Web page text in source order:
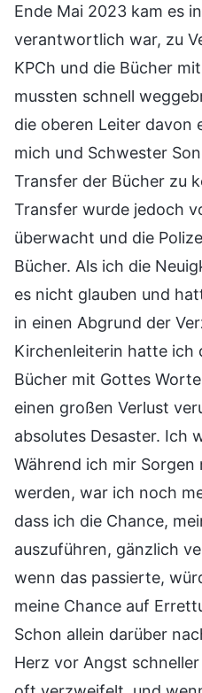
Ende Mai 2023 kam es
verantwortlich war, zu
KPCh und die Bücher
mussten schnell
die oberen Leiter davon
mich und Schwester
Transfer der Bücher zu
Transfer wurde jedoch
überwacht und die
Bücher. Als ich die
es nicht glauben und
in einen Abgrund der
Kirchenleiterin hatte ich
Bücher mit Gottes
einen großen Verlust
absolutes Desaster. Ich
Während ich mir Sorgen
werden, war ich noch
dass ich die Chance,
auszuführen, gänzlich
wenn das passierte,
meine Chance auf
Schon allein darüber
Herz vor Angst